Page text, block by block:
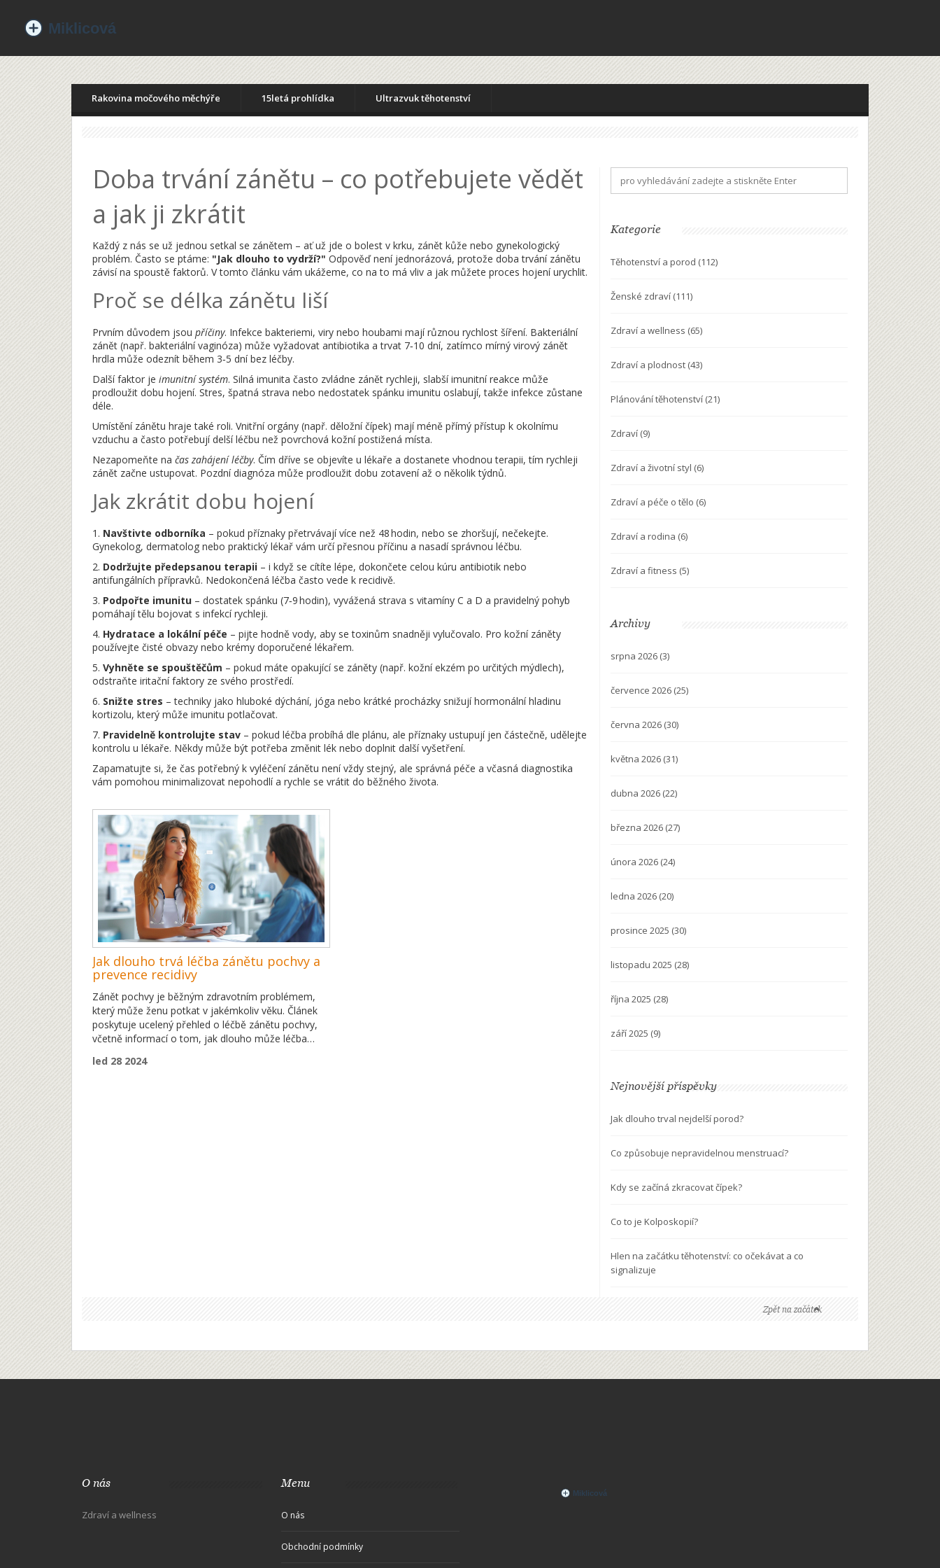
Rakovina močového měchýře 15letá prohlídka Ultrazvuk těhotenství
Doba trvání zánětu – co potřebujete vědět
a jak ji zkrátit
Každý z nás se už jednou setkal se zánětem – ať už jde o bolest v krku, zánět kůže nebo gynekologický
problém. Často se ptáme: "Jak dlouho to vydrží?" Odpověď není jednorázová, protože doba trvání zánětu
závisí na spoustě faktorů. V tomto článku vám ukážeme, co na to má vliv a jak můžete proces hojení urychlit.
Proč se délka zánětu liší
Prvním důvodem jsou příčiny. Infekce bakteriemi, viry nebo houbami mají různou rychlost šíření. Bakteriální
zánět (např. bakteriální vaginóza) může vyžadovat antibiotika a trvat 7‑10 dní, zatímco mírný virový zánět
hrdla může odeznít během 3‑5 dní bez léčby.
Další faktor je imunitní systém. Silná imunita často zvládne zánět rychleji, slabší imunitní reakce může
prodloužit dobu hojení. Stres, špatná strava nebo nedostatek spánku imunitu oslabují, takže infekce zůstane
déle.
Umístění zánětu hraje také roli. Vnitřní orgány (např. děložní čípek) mají méně přímý přístup k okolnímu
vzduchu a často potřebují delší léčbu než povrchová kožní postižená místa.
Nezapomeňte na čas zahájení léčby. Čím dříve se objevíte u lékaře a dostanete vhodnou terapii, tím rychleji
zánět začne ustupovat. Pozdní diagnóza může prodloužit dobu zotavení až o několik týdnů.
Jak zkrátit dobu hojení
1. Navštivte odborníka – pokud příznaky přetrvávají více než 48 hodin, nebo se zhoršují, nečekejte.
Gynekolog, dermatolog nebo praktický lékař vám určí přesnou příčinu a nasadí správnou léčbu.
2. Dodržujte předepsanou terapii – i když se cítíte lépe, dokončete celou kúru antibiotik nebo
antifungálních přípravků. Nedokončená léčba často vede k recidivě.
3. Podpořte imunitu – dostatek spánku (7‑9 hodin), vyvážená strava s vitamíny C a D a pravidelný pohyb
pomáhají tělu bojovat s infekcí rychleji.
4. Hydratace a lokální péče – pijte hodně vody, aby se toxinům snadněji vylučovalo. Pro kožní záněty
používejte čisté obvazy nebo krémy doporučené lékařem.
5. Vyhněte se spouštěčům – pokud máte opakující se záněty (např. kožní ekzém po určitých mýdlech),
odstraňte iritační faktory ze svého prostředí.
6. Snižte stres – techniky jako hluboké dýchání, jóga nebo krátké procházky snižují hormonální hladinu
kortizolu, který může imunitu potlačovat.
7. Pravidelně kontrolujte stav – pokud léčba probíhá dle plánu, ale příznaky ustupují jen částečně, udělejte
kontrolu u lékaře. Někdy může být potřeba změnit lék nebo doplnit další vyšetření.
Zapamatujte si, že čas potřebný k vyléčení zánětu není vždy stejný, ale správná péče a včasná diagnostika
vám pomohou minimalizovat nepohodlí a rychle se vrátit do běžného života.
Jak dlouho trvá léčba zánětu pochvy a
prevence recidivy
Zánět pochvy je běžným zdravotním problémem,
který může ženu potkat v jakémkoliv věku. Článek
poskytuje ucelený přehled o léčbě zánětu pochvy,
včetně informací o tom, jak dlouho může léčba
Zvláště se zaměřuje na význam správné hygieny,
led 28 2024
Kategorie
Těhotenství a porod (112)
Ženské zdraví (111)
Zdraví a wellness (65)
Zdraví a plodnost (43)
Plánování těhotenství (21)
Zdraví (9)
Zdraví a životní styl (6)
Zdraví a péče o tělo (6)
Zdraví a rodina (6)
Zdraví a fitness (5)
Archivy
srpna 2026 (3)
července 2026 (25)
června 2026 (30)
května 2026 (31)
dubna 2026 (22)
března 2026 (27)
února 2026 (24)
ledna 2026 (20)
prosince 2025 (30)
listopadu 2025 (28)
října 2025 (28)
září 2025 (9)
Nejnovější příspěvky
Jak dlouho trval nejdelší porod?
Co způsobuje nepravidelnou menstruací?
Kdy se začíná zkracovat čípek?
Co to je Kolposkopií?
Hlen na začátku těhotenství: co očekávat a co
signalizuje
Zpět na začátek
O nás
Zdraví a wellness
Menu
O nás
Obchodní podmínky